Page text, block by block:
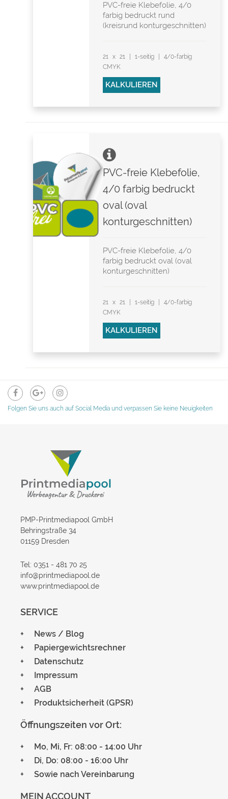
PVC-freie Klebefolie, 4/0
farbig bedruckt rund
(kreisrund konturgeschnitten)
21 x 21 | 1-seitig | 4/0-farbig
CMYK
KALKULIEREN
PVC-freie Klebefolie,
4/0 farbig bedruckt
oval (oval
konturgeschnitten)
PVC-freie Klebefolie, 4/0
farbig bedruckt oval (oval
konturgeschnitten)
21 x 21 | 1-seitig | 4/0-farbig
CMYK
KALKULIEREN
Folgen Sie uns auch auf Social Media und verpassen Sie keine Neuigkeiten
PMP-Printmediapool GmbH
Behringstraße 34
01159 Dresden
Tel: 0351 - 481 70 25
info@printmediapool.de
www.printmediapool.de
SERVICE
News / Blog
Papiergewichtsrechner
Datenschutz
Impressum
AGB
Produktsicherheit (GPSR)
Öffnungszeiten vor Ort:
Mo, Mi, Fr: 08:00 - 14:00 Uhr
Di, Do: 08:00 - 16:00 Uhr
Sowie nach Vereinbarung
MEIN ACCOUNT